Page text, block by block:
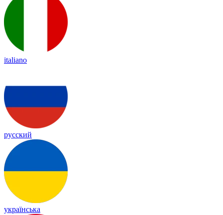
italiano
русский
українська